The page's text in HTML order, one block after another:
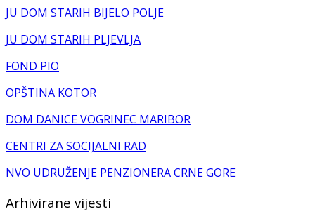
JU DOM STARIH BIJELO POLJE
JU DOM STARIH PLJEVLJA
FOND PIO
OPŠTINA KOTOR
DOM DANICE VOGRINEC MARIBOR
CENTRI ZA SOCIJALNI RAD
NVO UDRUŽENJE PENZIONERA CRNE GORE
Arhivirane vijesti